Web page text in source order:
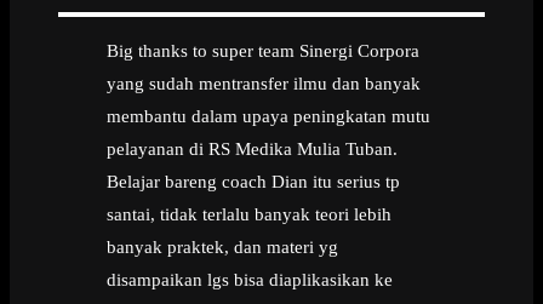
Big thanks to super team Sinergi Corpora
yang sudah mentransfer ilmu dan banyak
membantu dalam upaya peningkatan mutu
pelayanan di RS Medika Mulia Tuban.
Belajar bareng coach Dian itu serius tp
santai, tidak terlalu banyak teori lebih
banyak praktek, dan materi yg
disampaikan lgs bisa diaplikasikan ke